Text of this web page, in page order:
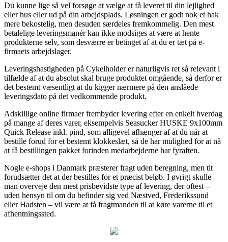
Du kunne lige så vel forsøge at vælge at få leveret til din lejlighed
eller hus eller ud på din arbejdsplads. Løsningen er godt nok et hak
mere bekostelig, men desuden særdeles fremkommelig. Den mest
betalelige leveringsmanér kan ikke modsiges at være at hente
produkterne selv, som desværre er betinget af at du er tæt på e-
firmaets arbejdslager.
Leveringshastigheden på Cykelholder er naturligvis ret så relevant i
tilfælde af at du absolut skal bruge produktet omgående, så derfor er
det bestemt væsentligt at du kigger nærmere på den anslåede
leveringsdato på det vedkommende produkt.
Adskillige online firmaer frembyder levering efter en enkelt hverdag
på mange af deres varer, eksempelvis Seasucker HUSKE 9x100mm
Quick Release inkl. pind, som alligevel afhænger af at du når at
bestille forud for et bestemt klokkeslæt, så de har mulighed for at nå
at få bestillingen pakket forinden medarbejderne har fyraften.
Nogle e-shops i Danmark præsterer fragt uden beregning, men tit
forudsætter det at der bestilles for et præcist beløb. I øvrigt skulle
man overveje den mest prisbevidste type af levering, der oftest –
uden hensyn til om du befinder sig ved Næstved, Frederikssund
eller Hadsten – vil være at få fragtmanden til at køre varerne til et
afhentningssted.